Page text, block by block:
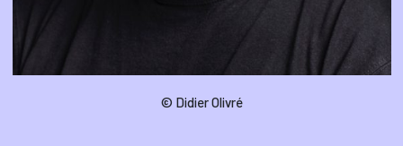
© Didier Olivré